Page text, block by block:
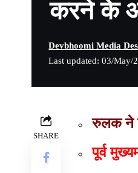
करने के
Last updated: 03/May/
Devbhoomi Media
SHARE
रुलक ने
पूर्व